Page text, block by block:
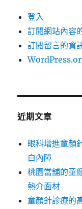
登入
訂閱網站內容
訂閱留言的資
近期文章
眼科增進童顏
白內障
桃園當舖的童
熱介面材
童顏針診療的